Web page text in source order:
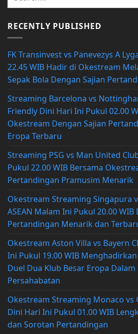
RECENTLY PUBLISHED
FK Transinvest vs Panevezys A
22.45 WIB Hadir di Okestream
Sepak Bola Dengan Sajian
Streaming Barcelona vs
Friendly Dini Hari Ini Pukul 02.00
Okestream Dengan Sajian
Eropa Terbaru
Streaming PSG vs Man United
Pukul 22.00 WIB Bersama
Pertandingan Pramusim Menarik
Okestream Streaming Singapura
ASEAN Malam Ini Pukul 20.00
Pertandingan Menarik dan
Okestream Aston Villa vs Bayern
Ini Pukul 19.00 WIB
Duel Dua Klub Besar Eropa
Persahabatan
Okestream Streaming Monaco vs
Dini Hari Ini Pukul 01.00 WIB
dan Sorotan Pertandingan